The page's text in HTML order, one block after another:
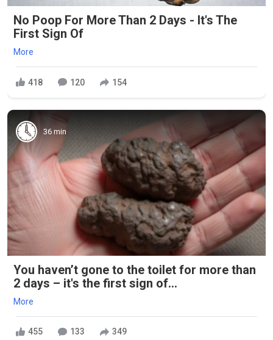
No Poop For More Than 2 Days - It's The
First Sign Of
More
418 120 154
36 min
You haven’t gone to the toilet for more than
2 days – it's the first sign of...
More
455 133 349